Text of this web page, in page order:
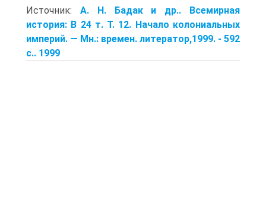
Источник: А. Н. Бадак и др.. Всемирная
история: В 24 т. Т. 12. Начало коло­ниальных
империй. — Мн.: времен. литератор,1999. - 592
с.. 1999